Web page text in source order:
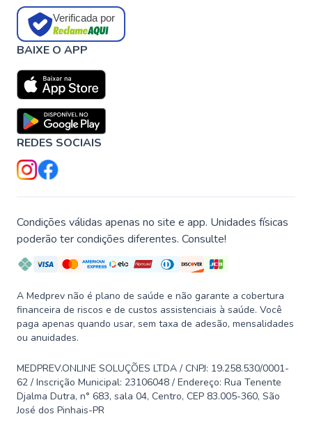
Verificada por
BAIXE O APP
REDES SOCIAIS
Condições válidas apenas no site e app. Unidades físicas
poderão ter condições diferentes. Consulte!
A Medprev não é plano de saúde e não garante a cobertura
financeira de riscos e de custos assistenciais à saúde. Você
paga apenas quando usar, sem taxa de adesão, mensalidades
ou anuidades.
MEDPREV.ONLINE SOLUÇÕES LTDA / CNPJ: 19.258.530/0001-
62 / Inscrição Municipal: 23106048 / Endereço: Rua Tenente
Djalma Dutra, n° 683, sala 04, Centro, CEP 83.005-360, São
José dos Pinhais-PR